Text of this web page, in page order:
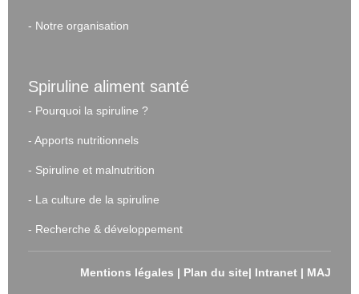
- Notre organisation
Spiruline aliment santé
- Pourquoi la spiruline ?
- Apports nutritionnels
- Spiruline et malnutrition
- La culture de la spiruline
- Recherche & développement
Mentions légales | Plan du site| Intranet | MAJ